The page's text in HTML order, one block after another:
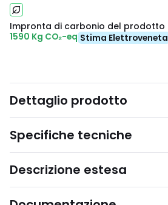
Impronta di carbonio del prodotto
1590 Kg CO₂-eq Stima Elettroveneta
Dettaglio prodotto
Specifiche tecniche
Descrizione estesa